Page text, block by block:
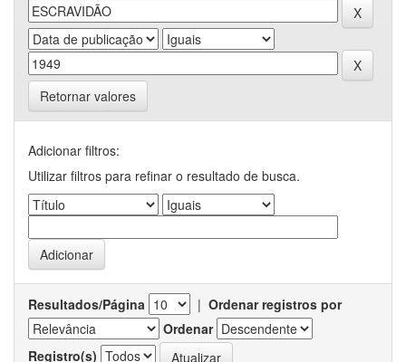
Retornar valores
Adicionar filtros:
Utilizar filtros para refinar o resultado de busca.
Resultados/Página | Ordenar registros por
Ordenar
Registro(s)